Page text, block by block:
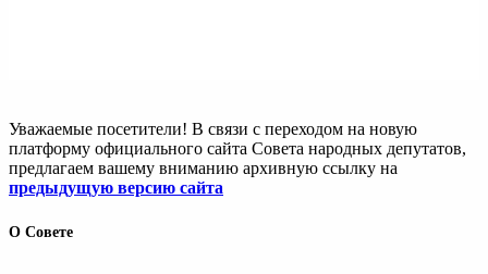
Уважаемые посетители! В связи с переходом на новую
платформу официального сайта Совета народных депутатов,
предлагаем вашему вниманию архивную ссылку на
предыдущую версию сайта
О Совете